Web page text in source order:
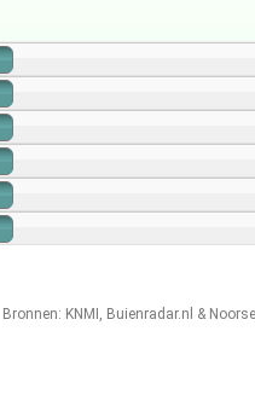
Bronnen: KNMI , Buienradar.nl &